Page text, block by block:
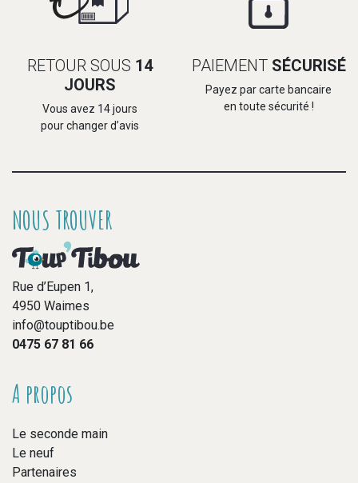
RETOUR SOUS 14
JOURS
Vous avez 14 jours
pour changer d’avis
PAIEMENT SÉCURISÉ
Payez par carte bancaire
en toute sécurité !
NOUS TROUVER
Rue d’Eupen 1,
4950 Waimes
info@touptibou.be
0475 67 81 66
A propos
Le seconde main
Le neuf
Partenaires